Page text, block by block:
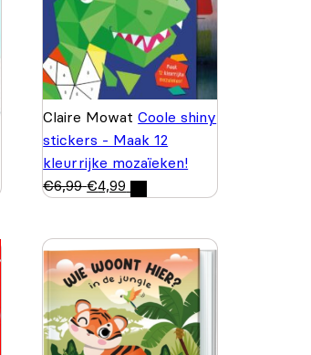
Claire MowatCoole shiny
stickers - Maak 12
kleurrijke mozaïeken!
€6,99 €4,99